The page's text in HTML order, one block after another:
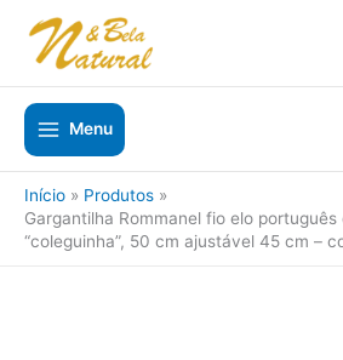
para
conteúdo
Menu
Início
Produtos
Gargantilha Rommanel fio elo
“coleguinha”, 50 cm ajustável 45 cm –